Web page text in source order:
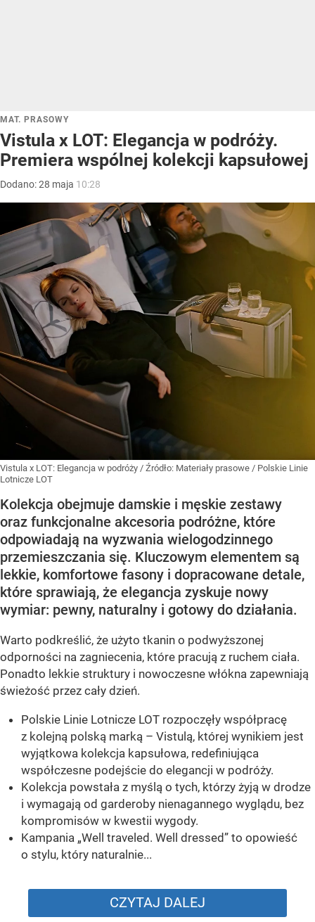
MAT. PRASOWY
Vistula x LOT: Elegancja w podróży.
Premiera wspólnej kolekcji kapsułowej
Dodano:28 maja 10:28
Vistula x LOT: Elegancja w podróży / Źródło: Materiały prasowe / Polskie Linie
Lotnicze LOT
Kolekcja obejmuje damskie i męskie zestawy
oraz funkcjonalne akcesoria podróżne, które
odpowiadają na wyzwania wielogodzinnego
przemieszczania się. Kluczowym elementem są
lekkie, komfortowe fasony i dopracowane detale,
które sprawiają, że elegancja zyskuje nowy
wymiar: pewny, naturalny i gotowy do działania.
Warto podkreślić, że użyto tkanin o podwyższonej
odporności na zagniecenia, które pracują z ruchem ciała.
Ponadto lekkie struktury i nowoczesne włókna zapewniają
świeżość przez cały dzień.
Polskie Linie Lotnicze LOT rozpoczęły współpracę
z kolejną polską marką – Vistulą, której wynikiem jest
wyjątkowa kolekcja kapsułowa, redefiniująca
współczesne podejście do elegancji w podróży.
Kolekcja powstała z myślą o tych, którzy żyją w drodze
i wymagają od garderoby nienagannego wyglądu, bez
kompromisów w kwestii wygody.
Kampania „Well traveled. Well dressed” to opowieść
o stylu, który naturalnie...
CZYTAJ DALEJ